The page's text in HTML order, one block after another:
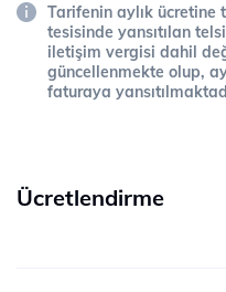
Tarifenin aylık ücretine
tesisinde yansıtılan
iletişim vergisi dahil
güncellenmekte olup,
faturaya
Ücretlendirme